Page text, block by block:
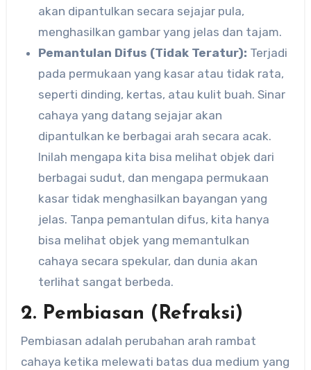
akan dipantulkan secara sejajar pula,
menghasilkan gambar yang jelas dan tajam.
Pemantulan Difus (Tidak Teratur): Terjadi
pada permukaan yang kasar atau tidak rata,
seperti dinding, kertas, atau kulit buah. Sinar
cahaya yang datang sejajar akan
dipantulkan ke berbagai arah secara acak.
Inilah mengapa kita bisa melihat objek dari
berbagai sudut, dan mengapa permukaan
kasar tidak menghasilkan bayangan yang
jelas. Tanpa pemantulan difus, kita hanya
bisa melihat objek yang memantulkan
cahaya secara spekular, dan dunia akan
terlihat sangat berbeda.
2. Pembiasan (Refraksi)
Pembiasan adalah perubahan arah rambat
cahaya ketika melewati batas dua medium yang